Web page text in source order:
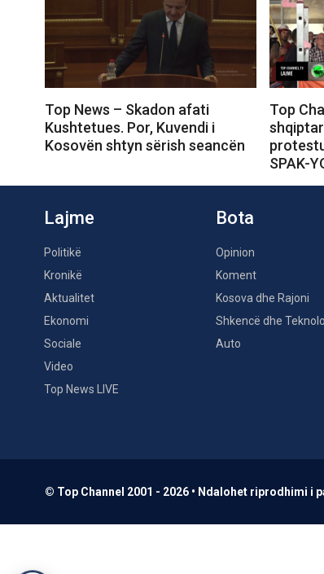
Top News – Skadon afati
Kushtetues. Por, Kuvendi i
Kosovën shtyn sërish seancën
Top
SPAK-
Lajme
Politikë
Kronikë
Aktualitet
Ekonomi
Sociale
Video
Top News LIVE
Bota
Opinion
Koment
Kosova dhe Rajoni
Shkencë dhe
Auto
© Top Channel 2001 - 2026 • Ndalohet riprodhimi i